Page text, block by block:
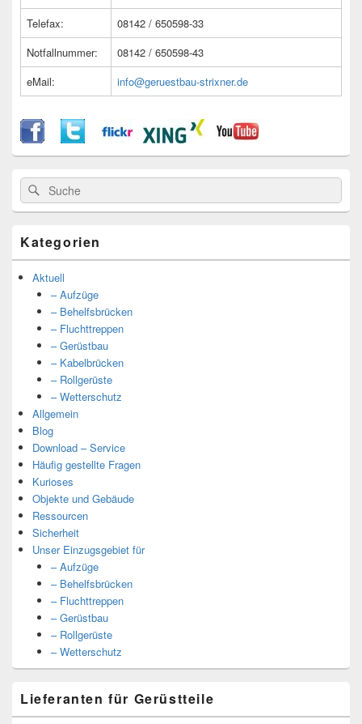
Telefax:
08142 / 650598-33
Notfallnummer:
08142 / 650598-43
eMail:
info@geruestbau-strixner.de
Suche
nach:
Suche
Kategorien
Aktuell
– Aufzüge
– Behelfsbrücken
– Fluchttreppen
– Gerüstbau
– Kabelbrücken
– Rollgerüste
– Wetterschutz
Allgemein
Blog
Download – Service
Häufig gestellte Fragen
Kurioses
Objekte und Gebäude
Ressourcen
Sicherheit
Unser Einzugsgebiet für
– Aufzüge
– Behelfsbrücken
– Fluchttreppen
– Gerüstbau
– Rollgerüste
– Wetterschutz
Lieferanten für Gerüstteile